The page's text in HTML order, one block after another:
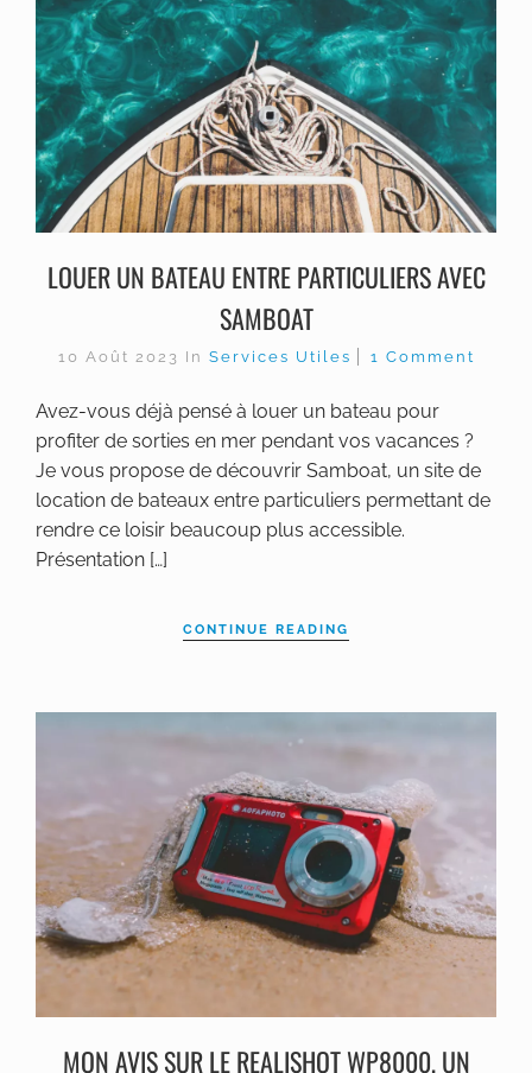
LOUER UN BATEAU ENTRE PARTICULIERS AVEC
SAMBOAT
10 Août 2023 In Services Utiles 1 Comment
Avez-vous déjà pensé à louer un bateau pour
profiter de sorties en mer pendant vos vacances ?
Je vous propose de découvrir Samboat, un site de
location de bateaux entre particuliers permettant de
rendre ce loisir beaucoup plus accessible.
Présentation […]
CONTINUE READING
MON AVIS SUR LE REALISHOT WP8000, UN